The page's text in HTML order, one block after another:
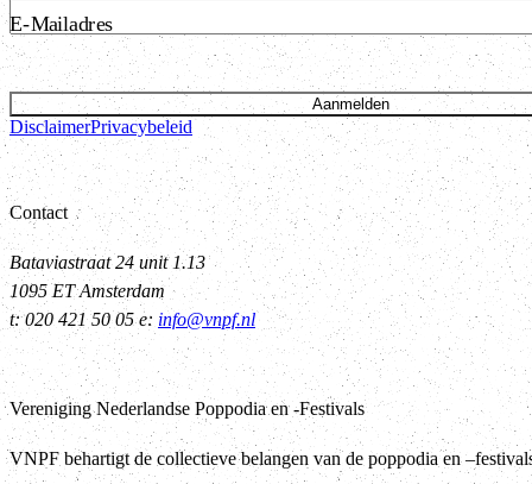
E-Mailadres
Aanmelden
DisclaimerPrivacybeleid
Contact
Bataviastraat 24 unit 1.13
1095 ET Amsterdam
t: 020 421 50 05 e: info@vnpf.nl
Vereniging Nederlandse Poppodia en -Festivals
VNPF behartigt de collectieve belangen van de poppodia en